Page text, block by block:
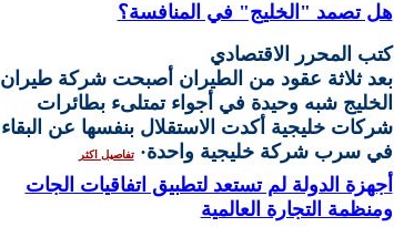
هل تصمد "الخليج" في المنافسة؟
كتب المحرر الاقتصادي
بعد ثلاثة عقود من الطيران أصبحت شركة طيران
الخليج شبه وحيدة في أجواء تمتلىء بطائرات
شركات خليجية أكدت الاستقلال بنفسها عن البقاء
في سرب شركة خليجية واحدة·تفاصيل اكثر
أجهزة الدولة لم تستعد لتطبيق اتفاقيات الجات
ومنظمة التجارة العالمية